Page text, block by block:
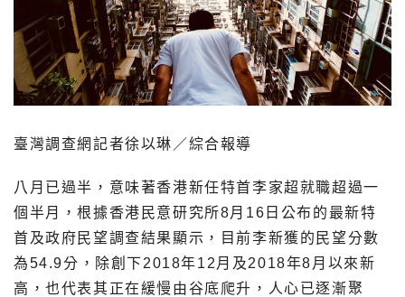
臺灣調查網記者徐以琳／綜合報導
八月已過半，意味著香港新任特首李家超就職超過一
個半月，根據香港民意研究所8月16日公布的最新特
首及政府民望調查結果顯示，目前李新獲的民望分數
為54.9分，除創下2018年12月及2018年8月以來新
高，也代表其正在緩慢由谷底爬升，人心已逐漸聚